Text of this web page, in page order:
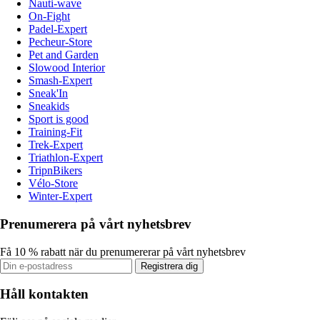
Nauti-wave
On-Fight
Padel-Expert
Pecheur-Store
Pet and Garden
Slowood Interior
Smash-Expert
Sneak'In
Sneakids
Sport is good
Training-Fit
Trek-Expert
Triathlon-Expert
TripnBikers
Vélo-Store
Winter-Expert
Prenumerera på vårt nyhetsbrev
Få 10 % rabatt när du prenumererar på vårt nyhetsbrev
Registrera dig
Håll kontakten